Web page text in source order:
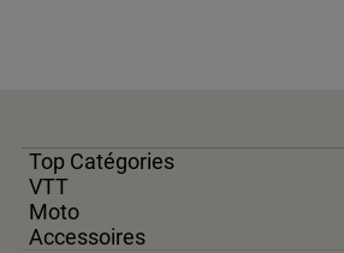
Top Catégories
VTT
Moto
Accessoires